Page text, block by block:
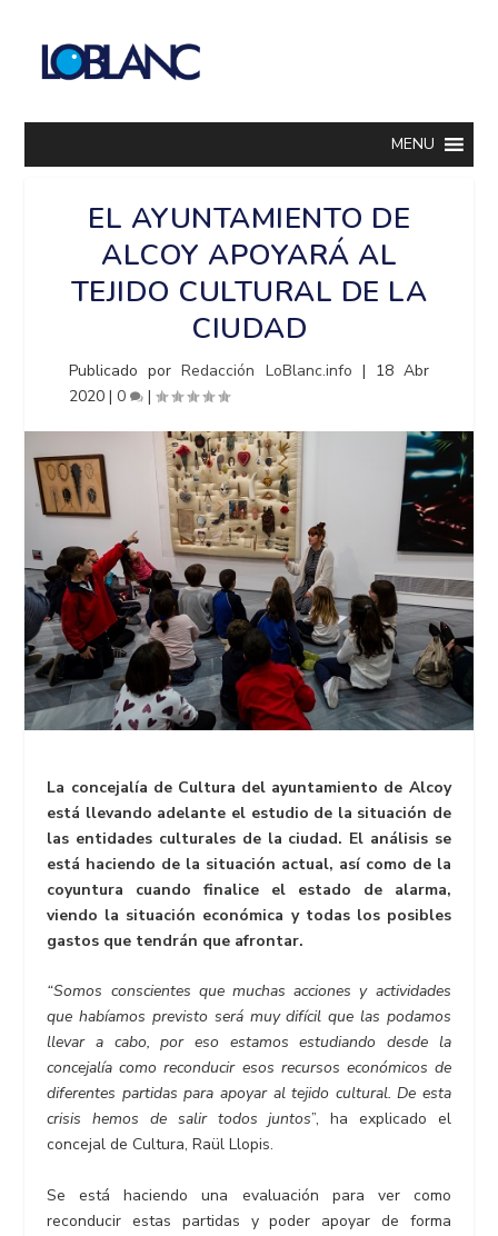
MENU
EL AYUNTAMIENTO DE
ALCOY APOYARÁ AL
TEJIDO CULTURAL DE LA
CIUDAD
Publicado porRedacción LoBlanc.info | 18 Abr
2020 |0 |
La concejalía de Cultura del ayuntamiento de Alcoy
está llevando adelante el estudio de la situación de
las entidades culturales de la ciudad. El análisis se
está haciendo de la situación actual, así como de la
coyuntura cuando finalice el estado de alarma,
viendo la situación económica y todas los posibles
gastos que tendrán que afrontar.
“Somos conscientes que muchas acciones y actividades
que habíamos previsto será muy difícil que las podamos
llevar a cabo, por eso estamos estudiando desde la
concejalía como reconducir esos recursos económicos de
diferentes partidas para apoyar al tejido cultural. De esta
crisis hemos de salir todos juntos”, ha explicado el
concejal de Cultura, Raül Llopis.
Se está haciendo una evaluación para ver como
reconducir estas partidas y poder apoyar de forma